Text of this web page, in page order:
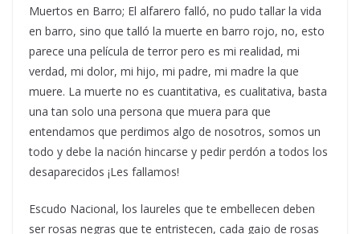
Muertos en Barro; El alfarero falló, no pudo tallar la vida
en barro, sino que talló la muerte en barro rojo, no, esto
parece una película de terror pero es mi realidad, mi
verdad, mi dolor, mi hijo, mi padre, mi madre la que
muere. La muerte no es cuantitativa, es cualitativa, basta
una tan solo una persona que muera para que
entendamos que perdimos algo de nosotros, somos un
todo y debe la nación hincarse y pedir perdón a todos los
desaparecidos ¡Les fallamos!
Escudo Nacional, los laureles que te embellecen deben
ser rosas negras que te entristecen, cada gajo de rosas